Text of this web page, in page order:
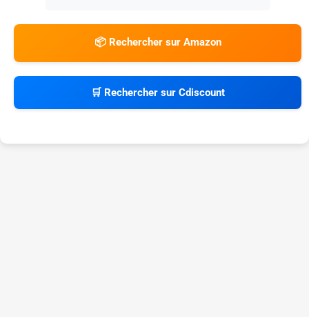
📦 Rechercher sur Amazon
🛒 Rechercher sur Cdiscount